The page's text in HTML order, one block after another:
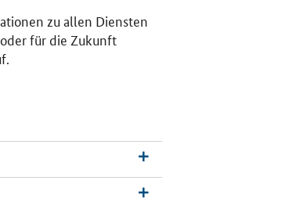
zu allen Diensten
für die Zukunft